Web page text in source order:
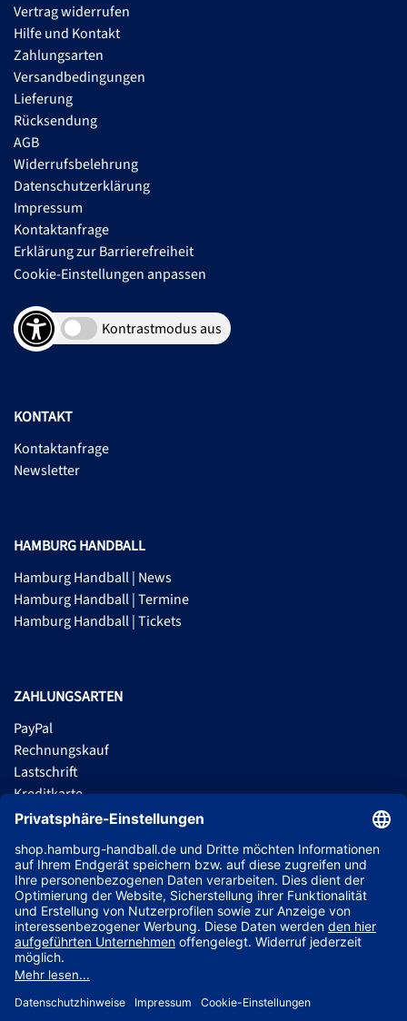
Vertrag widerrufen
Hilfe und Kontakt
Zahlungsarten
Versandbedingungen
Lieferung
Rücksendung
AGB
Widerrufsbelehrung
Datenschutzerklärung
Impressum
Kontaktanfrage
Erklärung zur Barrierefreiheit
Cookie-Einstellungen anpassen
Kontrastmodus aus
KONTAKT
Kontaktanfrage
Newsletter
HAMBURG HANDBALL
Hamburg Handball | News
Hamburg Handball | Termine
Hamburg Handball | Tickets
ZAHLUNGSARTEN
PayPal
Rechnungskauf
Lastschrift
Kreditkarte
Apple Pay
ABONNIERE JETZT DEN KOSTENLOSEN HSVH FANSHOP NEWSLETTER
UND VERPASSE KEINE NEUIGKEIT ODER AKTION MEHR.
JETZT ANMELDEN